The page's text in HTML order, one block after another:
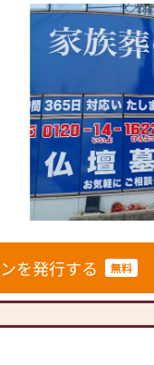
を発行する 無料